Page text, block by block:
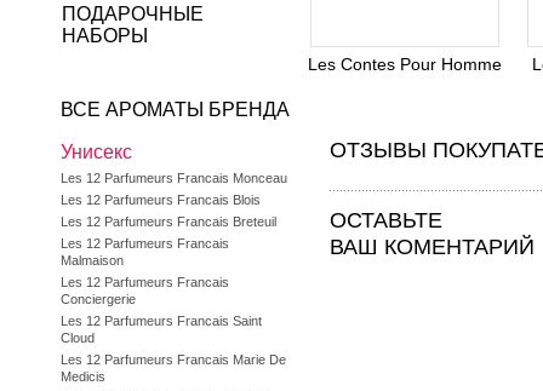
Les Contes Pour Homme
ОТЗЫВЫ
ОСТАВЬТЕ
ВАШ КОМЕНТАРИЙ
ПОДАРОЧНЫЕ
НАБОРЫ
ВСЕ АРОМАТЫ БРЕНДА
Унисекс
Les 12 Parfumeurs Francais Monceau
Les 12 Parfumeurs Francais Blois
Les 12 Parfumeurs Francais Breteuil
Les 12 Parfumeurs Francais
Malmaison
Les 12 Parfumeurs Francais
Conciergerie
Les 12 Parfumeurs Francais Saint
Cloud
Les 12 Parfumeurs Francais Marie De
Medicis